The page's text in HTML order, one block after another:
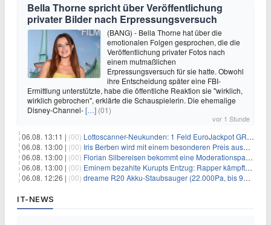
Bella Thorne spricht über Veröffentlichung
privater Bilder nach Erpressungsversuch
(BANG) - Bella Thorne hat über die
emotionalen Folgen gesprochen, die die
Veröffentlichung privater Fotos nach
einem mutmaßlichen
Erpressungsversuch für sie hatte. Obwohl
ihre Entscheidung später eine FBI-
Ermittlung unterstützte, habe die öffentliche Reaktion sie "wirklich,
wirklich gebrochen", erklärte die Schauspielerin. Die ehemalige
Disney-Channel-[…] (01)
vor 1 Stunde
06.08. 13:11 | (00) Lottoscanner-Neukunden: 1 Feld EuroJackpot GRATIS spielen
06.08. 13:00 | (00) Iris Berben wird mit einem besonderen Preis ausgezeichnet
06.08. 13:00 | (00) Florian Silbereisen bekommt eine Moderationspartnerin
06.08. 13:00 | (00) Eminem bezahlte Kurupts Entzug: Rapper kämpfte gegen lebensbedrohliche Alkoholsucht
06.08. 12:26 | (00) dreame R20 Akku-Staubsauger (22.000Pa, bis 90 Min. Laufzeit) für 169€
IT-NEWS